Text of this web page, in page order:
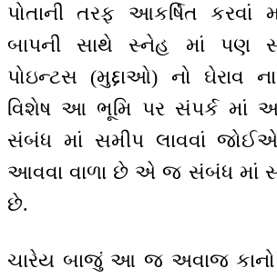
પોતાની તરફ આકર્ષિત કરવાં
બાપની સાથે સ્નેહ માં પણ
પોઇન્ટસ (મુદ્દાઓ) નો ઘેરાવ
વિશેષ આ ભૂમિ પર સંપર્ક માં
સંબંધ માં સમીપ લાવવાં
આવવા વાળા છે એ જ સંબંધ માં
છે.
ચારેય બાજું આ જ અવાજ કાનો